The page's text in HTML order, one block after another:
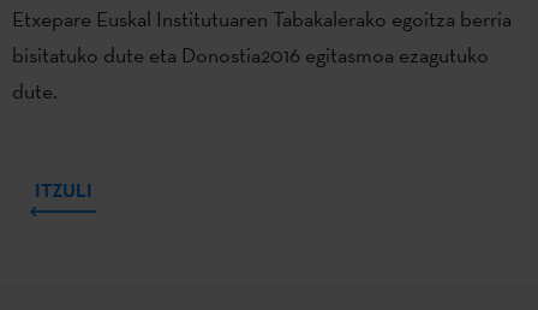
Etxepare Euskal Institutuaren Tabakalerako egoitza berria
bisitatuko dute eta Donostia2016 egitasmoa ezagutuko
dute.
ITZULI